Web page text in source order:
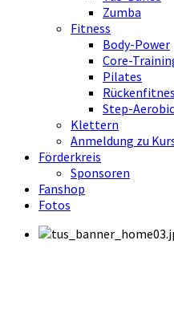
Zumba
Fitness
Body-Power
Core-
Pilates
Step-Aerobic
Klettern
Anmeldung zu
Förderkreis
Sponsoren
Fanshop
Fotos